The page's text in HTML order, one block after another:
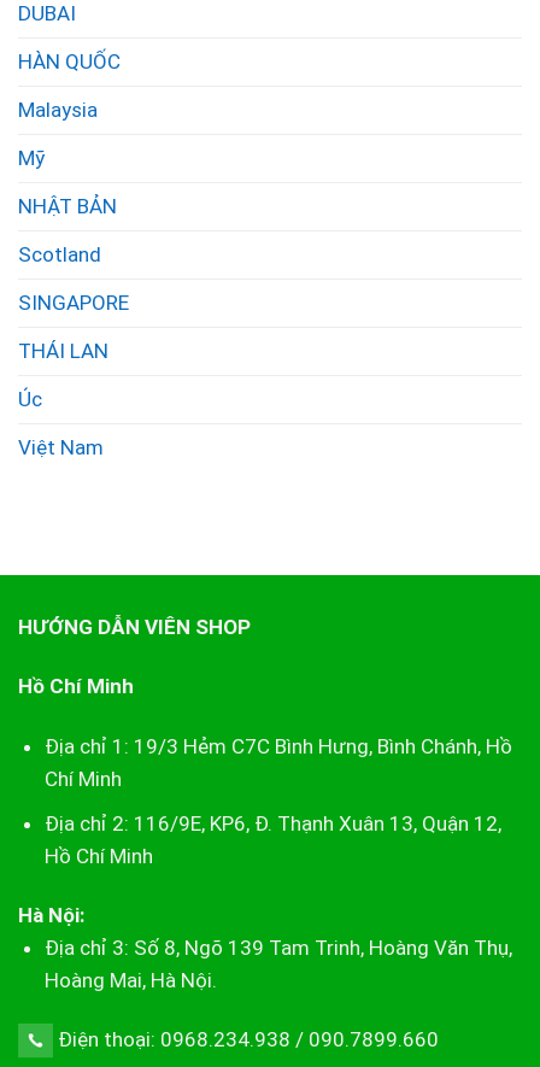
DUBAI
HÀN QUỐC
Malaysia
Mỹ
NHẬT BẢN
Scotland
SINGAPORE
THÁI LAN
Úc
Việt Nam
HƯỚNG DẪN VIÊN SHOP
Hồ Chí Minh
Địa chỉ 1: 19/3 Hẻm C7C Bình Hưng, Bình Chánh, Hồ
Chí Minh
Địa chỉ 2: 116/9E, KP6, Đ. Thạnh Xuân 13, Quận 12,
Hồ Chí Minh
Hà Nội:
Địa chỉ 3: Số 8, Ngõ 139 Tam Trinh, Hoàng Văn Thụ,
Hoàng Mai, Hà Nội.
Điện thoại: 0968.234.938 / 090.7899.660